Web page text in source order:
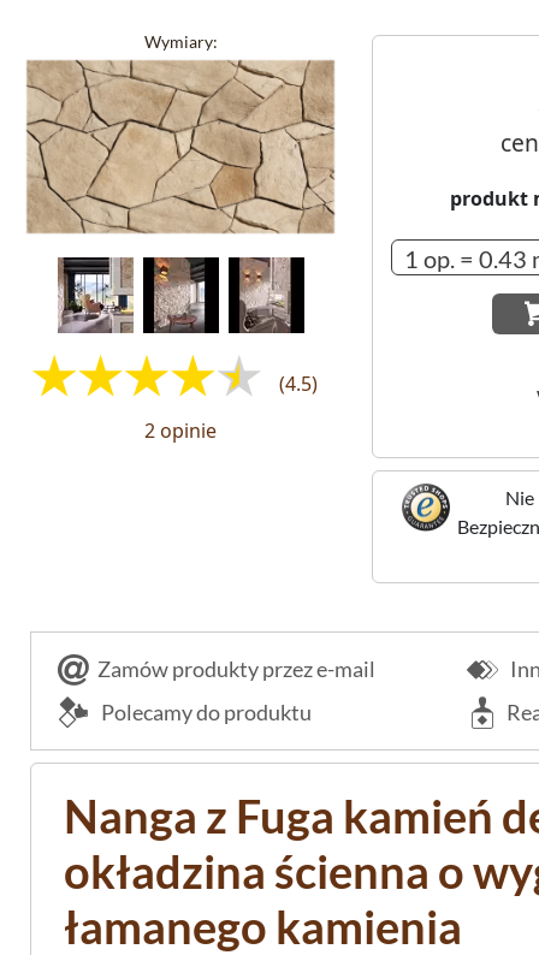
Wymiary:
(4.5)
2 opinie
produkt
Nie
Zamów produkty przez e-mail
Polecamy do produktu
Nanga z Fuga kamień
okładzina ścienna o
łamanego kamienia